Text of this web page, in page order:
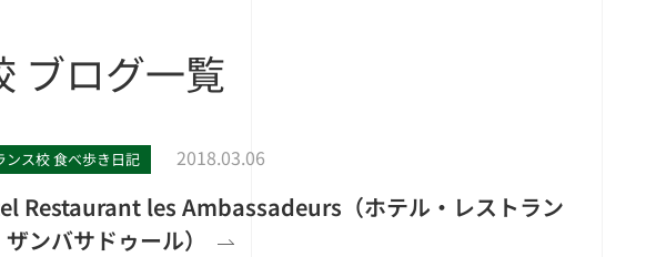
ブログ一覧
ンス校 食べ歩き日記 2018.03.06
Restaurant les Ambassadeurs（ホテル・レストラン
ザンバサドゥール）